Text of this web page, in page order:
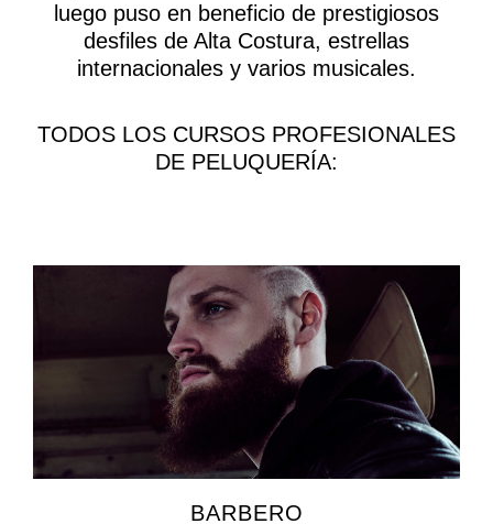
luego puso en beneficio de prestigiosos
desfiles de Alta Costura, estrellas
internacionales y varios musicales.
TODOS LOS CURSOS PROFESIONALES
DE PELUQUERÍA:
BARBERO